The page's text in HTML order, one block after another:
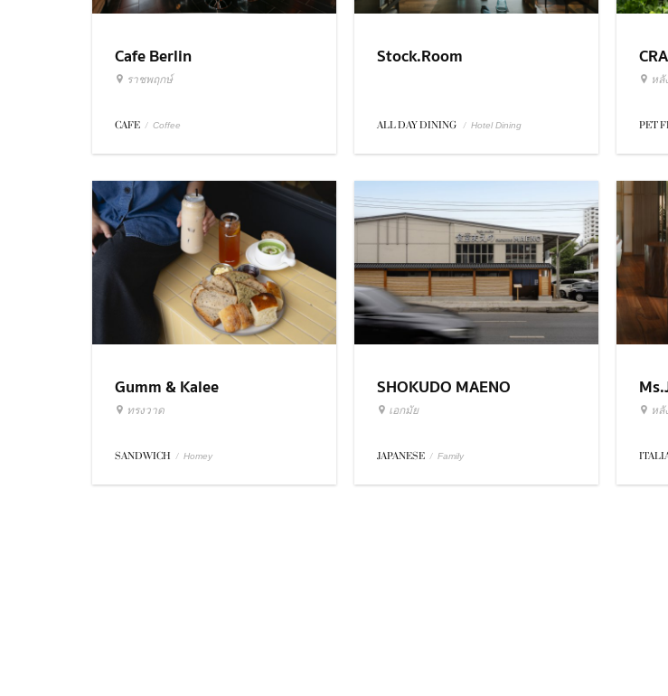
Cafe Berlin
ราชพฤกษ์
CAFE / Coffee
Stock.Room
ALL DAY DINING / Hotel Dining
หลั
PET
Gumm & Kalee
ทรงวาด
SANDWICH / Homey
SHOKUDO MAENO
เอกมัย
JAPANESE / Family
หลั